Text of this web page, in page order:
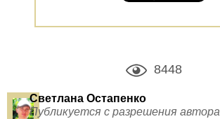
8448
Светлана Остапенко
Публикуется с разрешения автора